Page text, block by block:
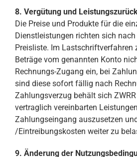
8. Vergütung und
Die Preise und Produkte für die
Dienstleistungen richten sich
Preisliste. Im Lastschriftverfahren
Beträge vom genannten Konto
Rechnungs-Zugang ein, bei
sind diese sofort fällig nach
Zahlungsverzug behält sich
vertraglich vereinbarten
Zahlungseingang auszusetzen
/Eintreibungskosten weiter zu
9. Änderung der